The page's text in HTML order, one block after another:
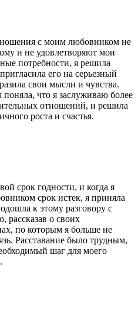
с моим любовником не
и не удовлетворяют мои
потребности, я решила
его на серьезный
свои мысли и чувства.
что я заслуживаю более
отношений, и решила
роста и счастья.
срок годности, и когда я
срок истек, я приняла
к этому разговору с
рассказав о своих
по которым я больше не
Расставание было трудным,
шаг для моего